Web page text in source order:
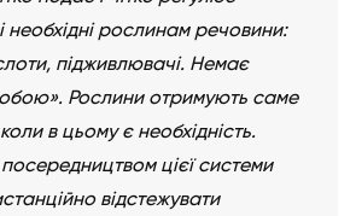
необхідні рослинам речовини:
підживлювачі. Немає
Рослини отримують саме
в цьому є необхідність.
посередництвом цієї системи
відстежувати